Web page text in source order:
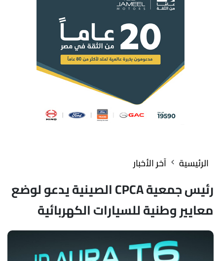
الرئيسية آخر الأخبار
رئيس جمعية CPCA الصينية يدعو لوضع
معايير وطنية للسيارات الكهربائية